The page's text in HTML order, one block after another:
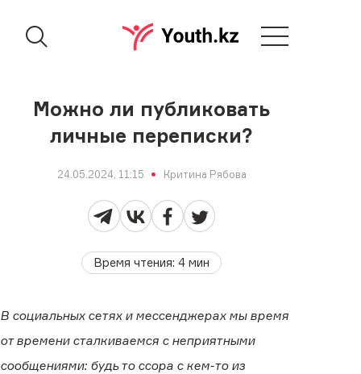
Можно ли публиковать
личные переписки?
24.05.2024, 11:15 Критина Рябова
Время чтения: 4мин
В социальных сетях и мессенджерах мы время
от времени сталкиваемся с неприятными
сообщениями: будь то ссора с кем-то из